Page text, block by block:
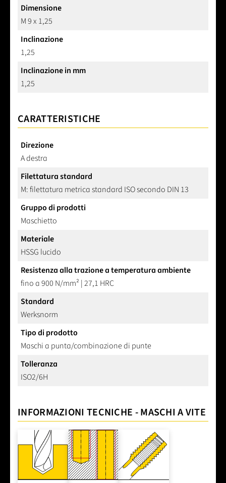
Dimensione
M 9 x 1,25
Inclinazione
1,25
Inclinazione in mm
1,25
CARATTERISTICHE
Direzione
A destra
Filettatura standard
M: filettatura metrica standard ISO secondo DIN 13
Gruppo di prodotti
Maschietto
Materiale
HSSG lucido
Resistenza alla trazione a temperatura ambiente
fino a 900 N/mm² | 27,1 HRC
Standard
Werksnorm
Tipo di prodotto
Maschi a punta/combinazione di punte
Tolleranza
ISO2/6H
INFORMAZIONI TECNICHE - MASCHI A VITE